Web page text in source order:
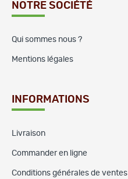
NOTRE SOCIÉTÉ
Qui sommes nous ?
Mentions légales
INFORMATIONS
Livraison
Commander en ligne
Conditions générales de ventes